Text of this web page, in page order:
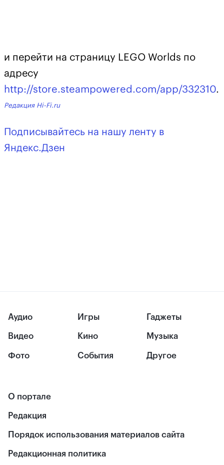
и перейти на страницу LEGO Worlds по
адресу
http://store.steampowered.com/app/332310.
Редакция Hi-Fi.ru
Подписывайтесь на нашу ленту в
Яндекс.Дзен
Аудио
Видео
Фото
Игры
Кино
События
Гаджеты
Музыка
Другое
О портале
Редакция
Порядок использования материалов сайта
Редакционная политика